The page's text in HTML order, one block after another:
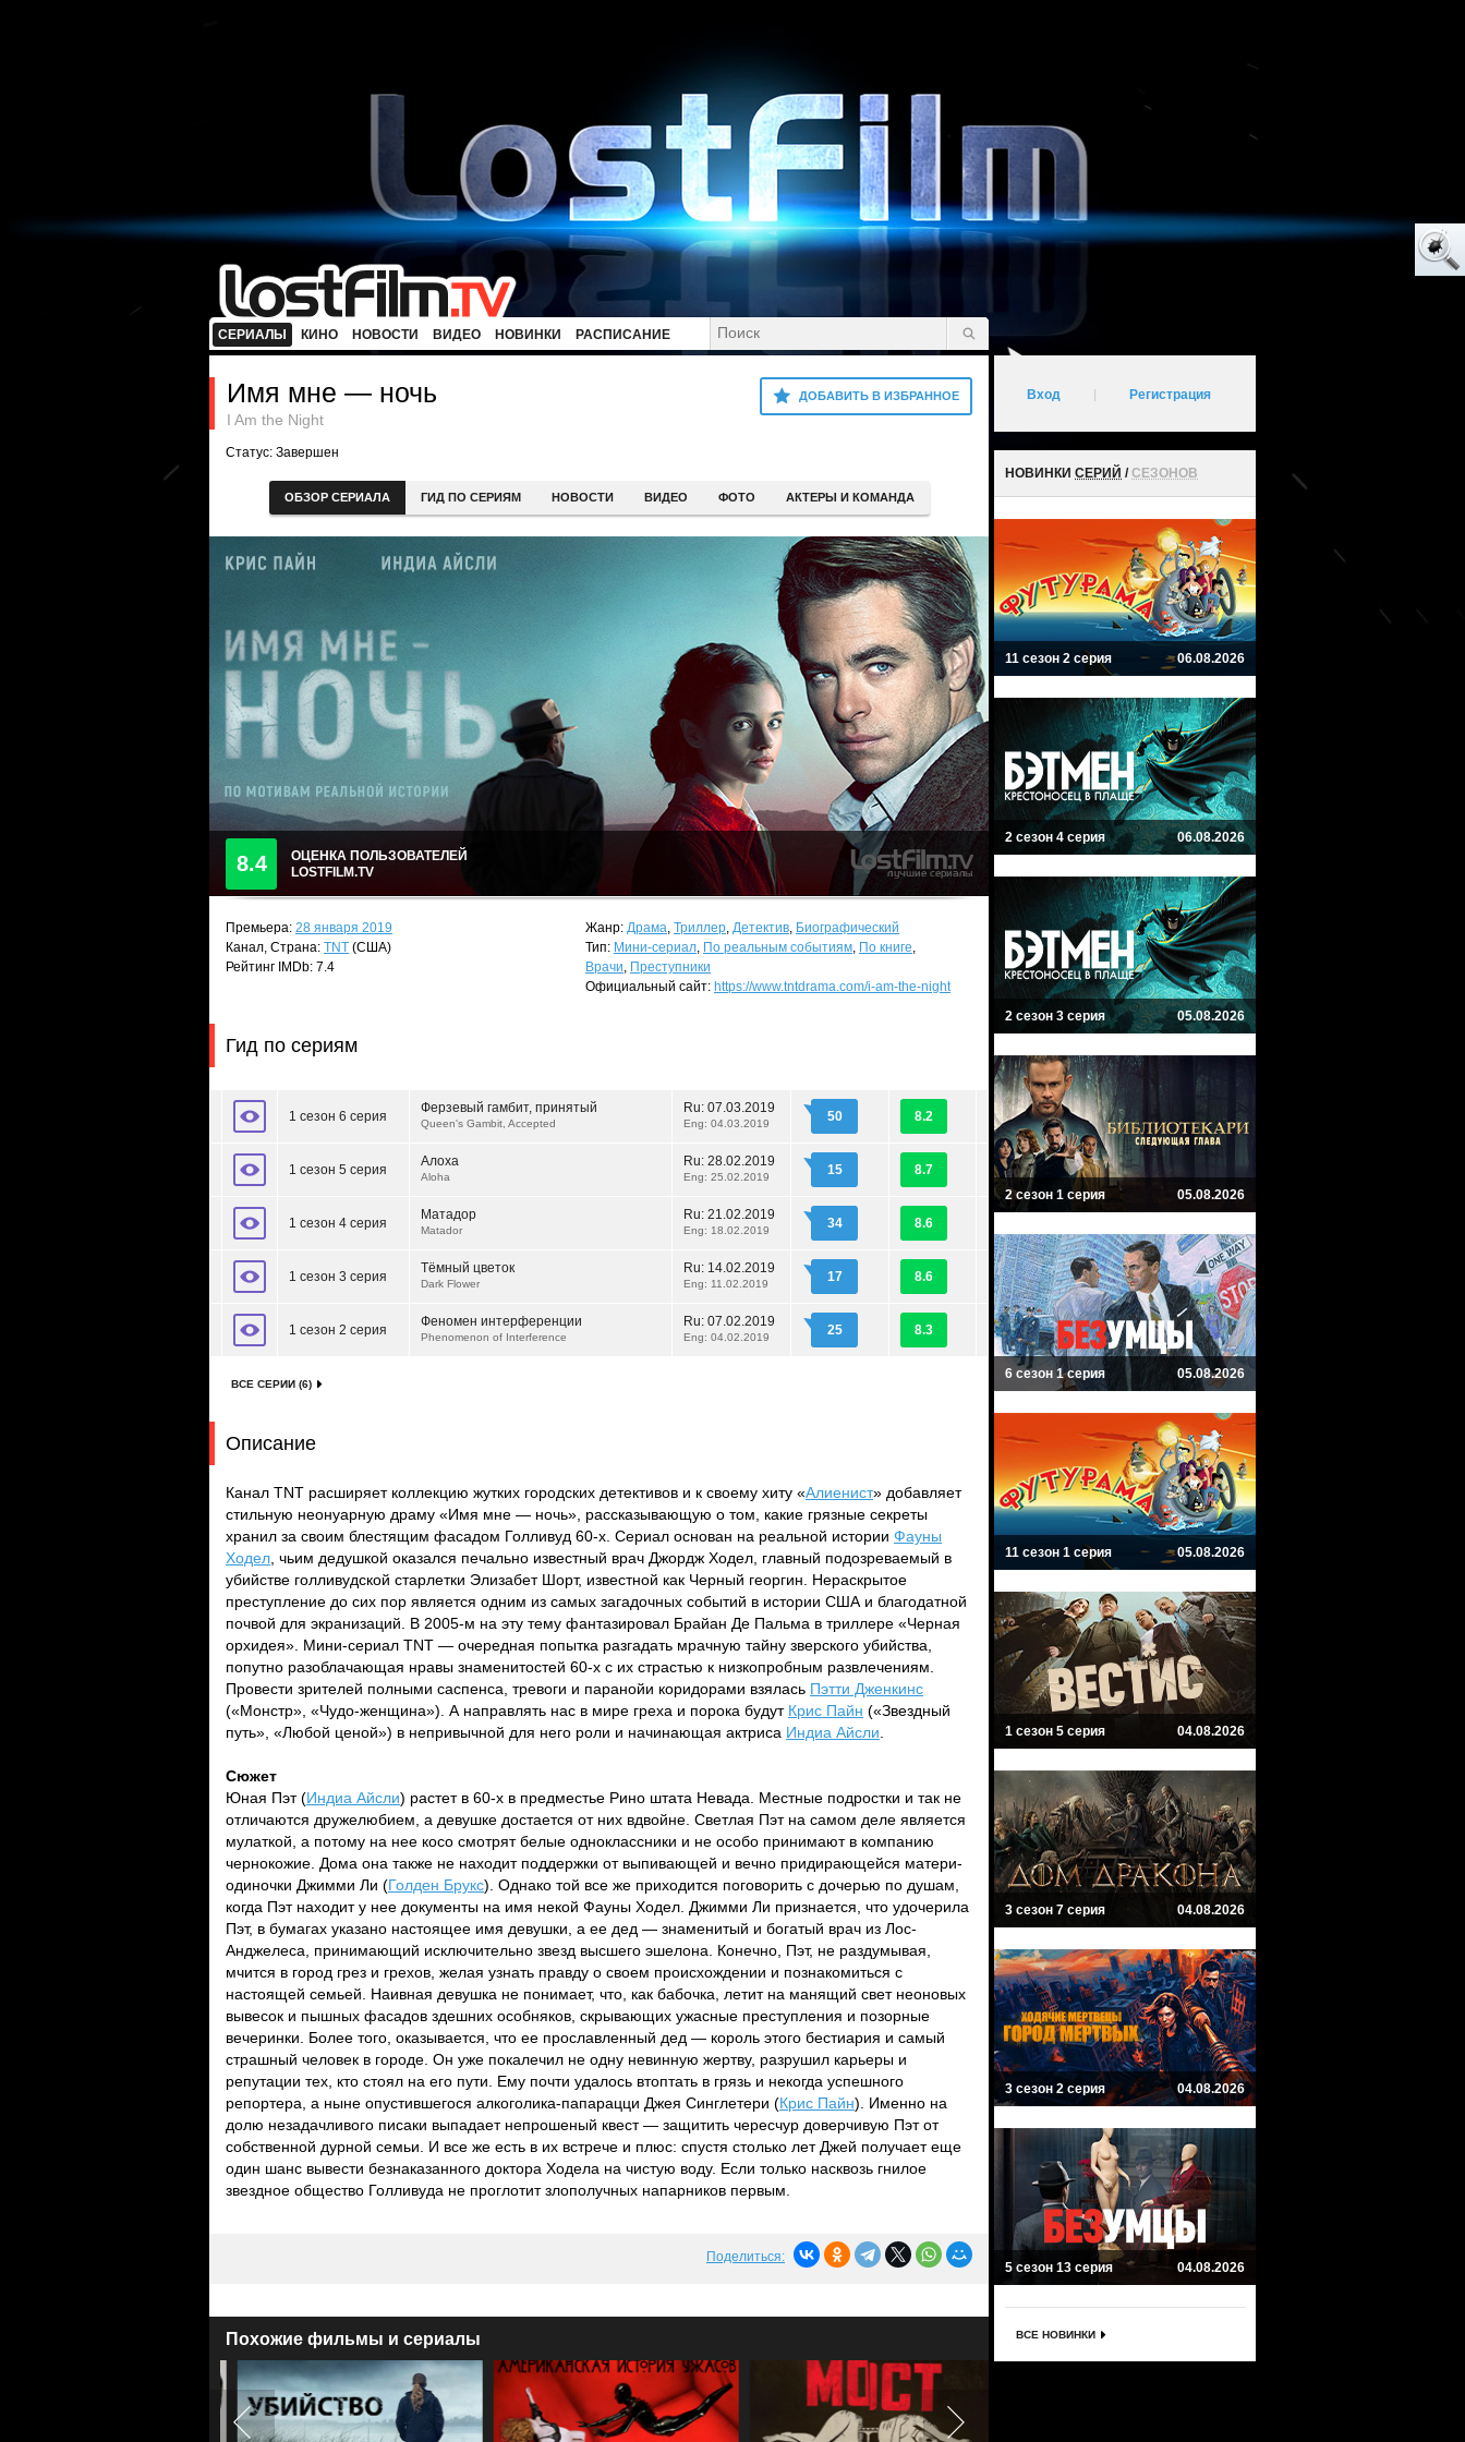
СЕРИАЛЫ КИНО НОВОСТИ ВИДЕО НОВИНКИ РАСПИСАНИЕ
ДОБАВИТЬ В ИЗБРАННОЕ
Имя мне — ночь
I Am the Night
Статус: Завершен
ОБЗОР СЕРИАЛА ГИД ПО СЕРИЯМ НОВОСТИ ВИДЕО ФОТО АКТЕРЫ И КОМАНДА
8.4
ОЦЕНКА ПОЛЬЗОВАТЕЛЕЙ
LOSTFILM.TV
Премьера: 28 января 2019
Канал, Страна: TNT (США)
Рейтинг IMDb: 7.4
Жанр: Драма, Триллер, Детектив, Биографический
Тип: Мини-сериал, По реальным событиям, По книге,
Врачи, Преступники
Официальный сайт: https://www.tntdrama.com/i-am-the-night
Гид по сериям
1 сезон 6 серия
Ферзевый гамбит, принятый
Queen's Gambit, Accepted
Ru: 07.03.2019
Eng: 04.03.2019 50 8.2
1 сезон 5 серия
Алоха
Aloha
Ru: 28.02.2019
Eng: 25.02.2019 15 8.7
1 сезон 4 серия
Матадор
Matador
Ru: 21.02.2019
Eng: 18.02.2019 34 8.6
1 сезон 3 серия
Тёмный цветок
Dark Flower
Ru: 14.02.2019
Eng: 11.02.2019 17 8.6
1 сезон 2 серия
Феномен интерференции
Phenomenon of Interference
Ru: 07.02.2019
Eng: 04.02.2019 25 8.3
ВСЕ СЕРИИ (6)
Описание
Канал TNT расширяет коллекцию жутких городских детективов и к своему хиту «Алиенист» добавляет
стильную неонуарную драму «Имя мне — ночь», рассказывающую о том, какие грязные секреты
хранил за своим блестящим фасадом Голливуд 60-х. Сериал основан на реальной истории Фауны
Ходел , чьим дедушкой оказался печально известный врач Джордж Ходел, главный подозреваемый в
убийстве голливудской старлетки Элизабет Шорт, известной как Черный георгин. Нераскрытое
преступление до сих пор является одним из самых загадочных событий в истории США и благодатной
почвой для экранизаций. В 2005-м на эту тему фантазировал Брайан Де Пальма в триллере «Черная
орхидея». Мини-сериал TNT — очередная попытка разгадать мрачную тайну зверского убийства,
попутно разоблачающая нравы знаменитостей 60-х с их страстью к низкопробным развлечениям.
Провести зрителей полными саспенса, тревоги и паранойи коридорами взялась Пэтти Дженкинс
(«Монстр», «Чудо-женщина»). А направлять нас в мире греха и порока будут Крис Пайн («Звездный
путь», «Любой ценой») в непривычной для него роли и начинающая актриса Индиа Айсли
Сюжет
Юная Пэт (Индиа Айсли) растет в 60-х в предместье Рино штата Невада. Местные подростки и так не
отличаются дружелюбием, а девушке достается от них вдвойне. Светлая Пэт на самом деле является
мулаткой, а потому на нее косо смотрят белые одноклассники и не особо принимают в компанию
чернокожие. Дома она также не находит поддержки от выпивающей и вечно придирающейся матери-
одиночки Джимми Ли (Голден Брукс). Однако той все же приходится поговорить с дочерью по душам,
когда Пэт находит у нее документы на имя некой Фауны Ходел. Джимми Ли признается, что удочерила
Пэт, в бумагах указано настоящее имя девушки, а ее дед — знаменитый и богатый врач из Лос-
Анджелеса, принимающий исключительно звезд высшего эшелона. Конечно, Пэт, не раздумывая,
мчится в город грез и грехов, желая узнать правду о своем происхождении и познакомиться с
настоящей семьей. Наивная девушка не понимает, что, как бабочка, летит на манящий свет неоновых
вывесок и пышных фасадов здешних особняков, скрывающих ужасные преступления и позорные
вечеринки. Более того, оказывается, что ее прославленный дед — король этого бестиария и самый
страшный человек в городе. Он уже покалечил не одну невинную жертву, разрушил карьеры и
репутации тех, кто стоял на его пути. Ему почти удалось втоптать в грязь и некогда успешного
репортера, а ныне опустившегося алкоголика-папарацци Джея Синглетери (Крис Пайн). Именно на
долю незадачливого писаки выпадает непрошеный квест — защитить чересчур доверчивую Пэт от
собственной дурной семьи. И все же есть в их встрече и плюс: спустя столько лет Джей получает еще
один шанс вывести безнаказанного доктора Ходела на чистую воду. Если только насквозь гнилое
звездное общество Голливуда не проглотит злополучных напарников первым.
Поделиться:
Похожие фильмы и сериалы
Вход Регистрация
НОВИНКИ СЕРИЙ /СЕЗОНОВ
11 сезон 2 серия 06.08.2026
2 сезон 4 серия 06.08.2026
2 сезон 3 серия 05.08.2026
2 сезон 1 серия 05.08.2026
6 сезон 1 серия 05.08.2026
11 сезон 1 серия 05.08.2026
1 сезон 5 серия 04.08.2026
3 сезон 7 серия 04.08.2026
3 сезон 2 серия 04.08.2026
5 сезон 13 серия 04.08.2026
ВСЕ НОВИНКИ